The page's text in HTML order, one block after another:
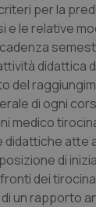
di
di
&
&
&
per la
e le relative
didattica
del
di ogni
medico
atte
di
dei
un rapporto